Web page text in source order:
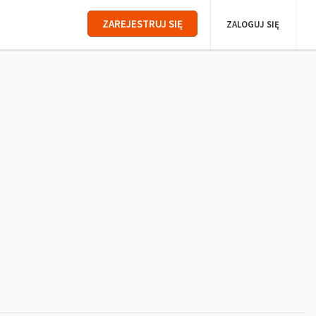
ZAREJESTRUJ SIĘ ZALOGUJ SIĘ